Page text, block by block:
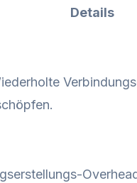
Details